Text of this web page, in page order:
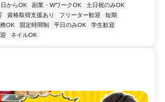
からOK 副業・WワークOK
土日祝のみOK
資格取得支援あり フリーター歓迎
短期
OK 固定時間制 平日のみOK
学生歓迎
ネイルOK